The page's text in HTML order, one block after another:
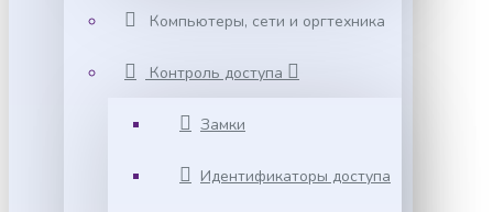
Компьютеры, сети и оргтехника
Контроль доступа
Замки
Идентификаторы доступа